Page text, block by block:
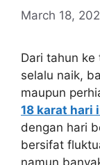
March 18,
Dari tahun ke
selalu naik,
maupun
18 karat hari
dengan hari
bersifat